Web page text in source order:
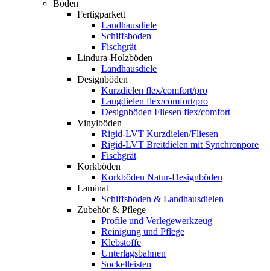
Böden
Fertigparkett
Landhausdiele
Schiffsboden
Fischgrät
Lindura-Holzböden
Landhausdiele
Designböden
Kurzdielen flex/comfort/pro
Langdielen flex/comfort/pro
Designböden Fliesen flex/comfort
Vinylböden
Rigid-LVT Kurzdielen/Fliesen
Rigid-LVT Breitdielen mit Synchronpore
Fischgrät
Korkböden
Korkböden Natur-Designböden
Laminat
Schiffsböden & Landhausdielen
Zubehör & Pflege
Profile und Verlegewerkzeug
Reinigung und Pflege
Klebstoffe
Unterlagsbahnen
Sockelleisten